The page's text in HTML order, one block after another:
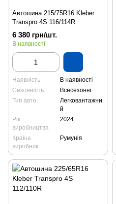
Автошина 215/75R16 Kleber
Transpro 4S 116/114R
6 380 грн/шт.
В наявності
Наявність
В наявності
Сезонність:
Всесезонні
Тип авто:
Легковантажни
й
Рік
виробництва
2024
Країна
виробник
Румунія